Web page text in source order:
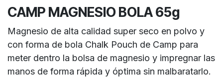
CAMP MAGNESIO BOLA 65g
Magnesio de alta calidad super seco en polvo y
con forma de bola Chalk Pouch de Camp para
meter dentro la bolsa de magnesio y impregnar las
manos de forma rápida y óptima sin malbaratarlo.